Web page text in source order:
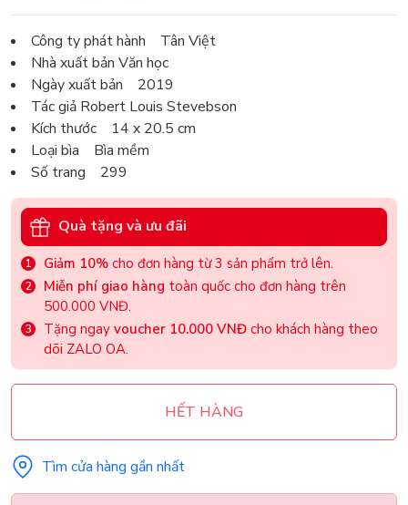
Công ty phát hành Tân Việt
Nhà xuất bản Văn học
Ngày xuất bản 2019
Tác giả Robert Louis Stevebson
Kích thước 14 x 20.5 cm
Loại bìa Bìa mềm
Số trang 299
Quà tặng và ưu đãi
Giảm 10% cho đơn hàng từ 3 sản phẩm trở lên.
Miễn phí giao hàng toàn quốc cho đơn hàng trên
500.000 VNĐ.
Tặng ngay voucher 10.000 VNĐ cho khách hàng theo
dõi ZALO OA.
HẾT HÀNG
Tìm cửa hàng gần nhất